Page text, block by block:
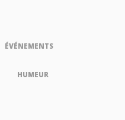
ÉVÉNEMENTS
HUMEUR